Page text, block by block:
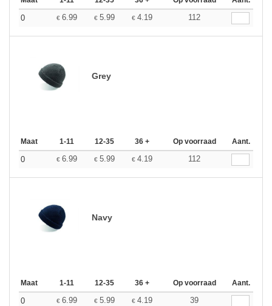
0 € 6.99 € 5.99 € 4.19 112
Grey
Maat 1-11 12-35 36 + Op voorraad Aant.
0 € 6.99 € 5.99 € 4.19 112
Navy
Maat 1-11 12-35 36 + Op voorraad Aant.
0 € 6.99 € 5.99 € 4.19 39